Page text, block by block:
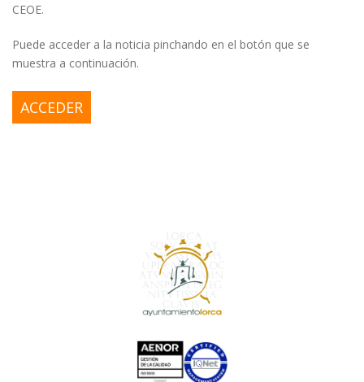
CEOE.
Puede acceder a la noticia pinchando en el botón que se
muestra a continuación.
ACCEDER